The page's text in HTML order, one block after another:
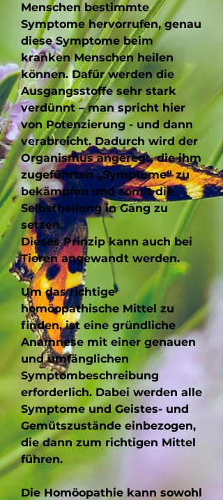
Menschen bestimmte
Symptome hervorrufen, genau
diese Symptome beim
kranken Menschen heilen
können. Dafür werden die
Ausgangsstoffe sehr stark
verdünnt – man spricht hier
von Potenzierung - und dann
verabreicht. Dadurch wird der
Organismus angeregt, die ihm
zugeführten „Symptome“ zu
bekämpfen und somit die
Selbstheilung in Gang zu
setzen.
Dieses Prinzip kann auch bei
Tieren angewandt werden.
Um das richtige
homöopathische Mittel zu
finden, ist eine gründliche
Anamnese mit einer genauen
und umfänglichen
Symptombeschreibung
erforderlich. Dabei werden alle
Symptome und Geistes- und
Gemütszustände einbezogen,
die dann zum richtigen Mittel
führen.
Die Homöopathie kann sowohl